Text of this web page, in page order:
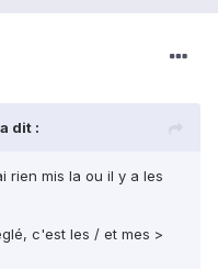
dit :
rien mis la ou il y a les
c'est les / et mes >